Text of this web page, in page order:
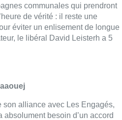
communales qui prendront
de vérité : il reste une
éviter un enlisement de longue
le libéral David Leisterh a 5
son alliance avec Les Engagés,
absolument besoin d’un accord